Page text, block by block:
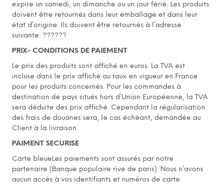
expire un samedi, un dimanche ou un jour férié. Les produits
doivent être retournés dans leur emballage et dans leur
état d’origine. Ils doivent être retournés à l’adresse
suivante: ??????
PRIX- CONDITIONS DE PAIEMENT
Le prix des produits sont affiché en euros. La TVA est
incluse dans le prix affiché au taux en vigueur en France
pour les produits concernés. Pour les commandes à
destination de pays situés hors d’Union Européenne, la TVA
sera déduite des prix affiché. Cependant la régularisation
des frais de douanes sera, le cas échéant, demandée au
Client à la livraison.
PAIMENT SECURISE
Carte bleueLes paiements sont assurés par notre
partenaire (Banque populaire rive de paris). Nous n’avons
aucun accès à vos identifiants et numéros de carte